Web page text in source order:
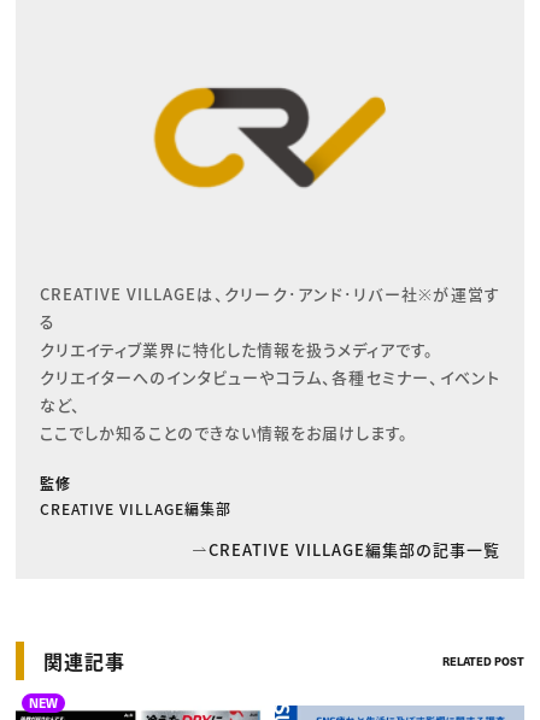
CREATIVE VILLAGEは、クリーク･アンド･リバー社※が運営す
る
クリエイティブ業界に特化した情報を扱うメディアです。
クリエイターへのインタビューやコラム、各種セミナー、イベント
など、
ここでしか知ることのできない情報をお届けします。
監修
CREATIVE VILLAGE編集部
CREATIVE VILLAGE編集部の記事一覧
関連記事 RELATED POST
NEW